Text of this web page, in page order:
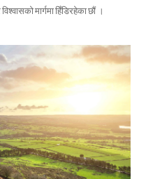
मार्गमा हिँडिरहेका छौं ।